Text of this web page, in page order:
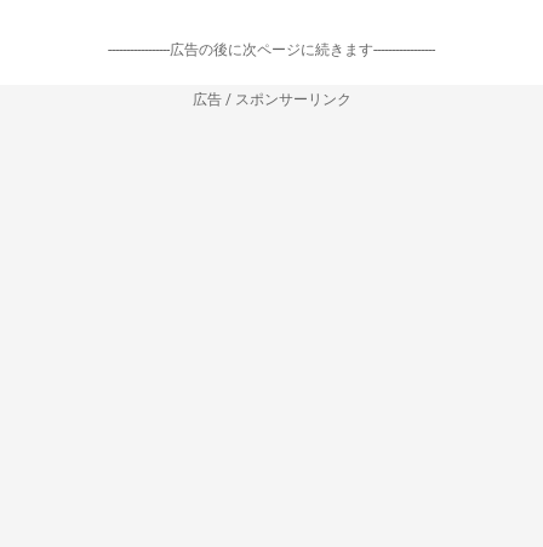
-----------------広告の後に次ページに続きます-----------------
広告 / スポンサーリンク